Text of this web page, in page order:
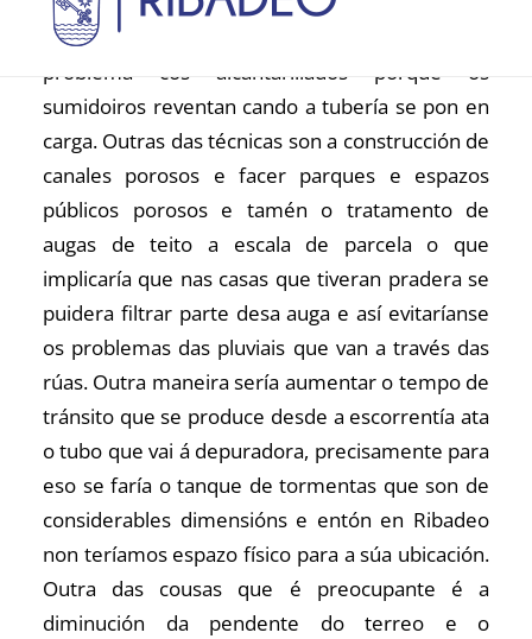
superficies que filtren a auga para non ter este
problema cos alcantarillados porque os
sumidoiros reventan cando a tubería se pon en
carga. Outras das técnicas son a construcción de
canales porosos e facer parques e espazos
públicos porosos e tamén o tratamento de
augas de teito a escala de parcela o que
implicaría que nas casas que tiveran pradera se
puidera filtrar parte desa auga e así evitaríanse
os problemas das pluviais que van a través das
rúas. Outra maneira sería aumentar o tempo de
tránsito que se produce desde a escorrentía ata
o tubo que vai á depuradora, precisamente para
eso se faría o tanque de tormentas que son de
considerables dimensións e entón en Ribadeo
non teríamos espazo físico para a súa ubicación.
Outra das cousas que é preocupante é a
diminución da pendente do terreo e o